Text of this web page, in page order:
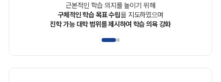
근본적인 학습 의지를 높이기 위해
구체적인 학습 목표 수립을 지도하였으며
진학 가능 대학 범위를 제시하여 학습 의욕 강화